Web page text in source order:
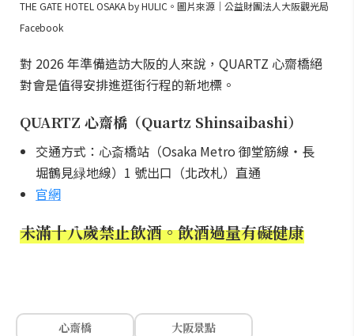
THE GATE HOTEL OSAKA by HULIC。圖片來源｜公益財團法人大阪觀光局
Facebook
對 2026 年準備造訪大阪的人來說，QUARTZ 心齋橋絕
對會是值得安排進逛街行程的新地標。
QUARTZ 心齋橋（Quartz Shinsaibashi）
交通方式：心斎橋站（Osaka Metro 御堂筋線・長
堀鶴見緑地線）1 號出口（北改札）直通
官網
未滿十八歲禁止飲酒。飲酒過量有礙健康
心齋橋
大阪景點